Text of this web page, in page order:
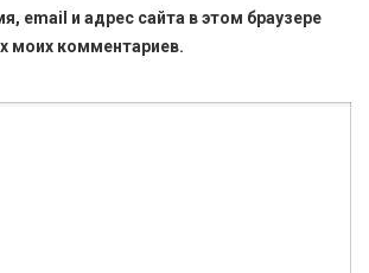
email и адрес сайта в этом браузере
моих комментариев.